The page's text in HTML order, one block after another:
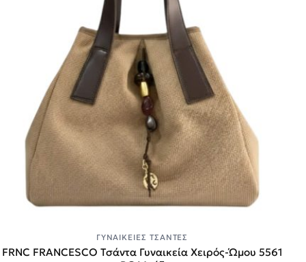
ΓΥΝΑΙΚΕΊΕΣ ΤΣΆΝΤΕΣ
FRNC FRANCESCO Τσάντα Γυναικεία Χειρός-Ώμου 5561